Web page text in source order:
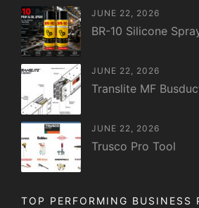
JUNE 22, 2026
BR-10 Silicone
JUNE 22, 2026
Translite MF
JUNE 22, 2026
Trusco Pro Tool
TOP PERFORMING BUSINESS